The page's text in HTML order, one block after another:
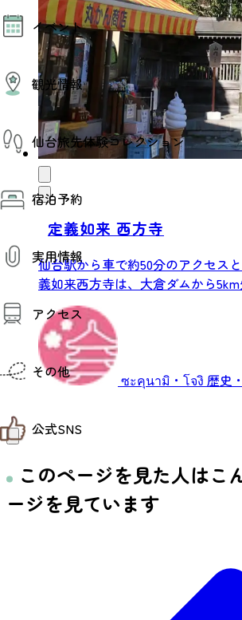
モデルコース
AIおまかせコース
オリジナルプラン
みんなの旅行記
イベント
イベント情報
その他イベント情報（音楽・展示会
スポーツ情報
コンベンション情報
観光情報
観光スポット
温泉
美味いもの
プロスポーツチーム・プロオーケスト
仙台の銘品
仙台夜時間
宿泊施設
仙台観光マップ
仙台旅先体験コレクション
仙台旅先体験コレクション
体験プログラム検索（予約）
体験トピックス
体験事業者
宿泊予約
宿泊予約
実用情報
お役立ち情報
観光アプリ
仙台観光マップ
アクセス
仙台までの経路検索
市内の交通情報
お得なチケット
その他
お問い合わせ
せんだい旅日和とは
サイト利用規約
プライバシーポリシー
公式SNS
せんだい旅日和 X
せんだい旅日和 Instagram
せんだい旅日和 Facebook
定義如来 西方寺
仙台駅から車で約50分のアクセス
義如来西方寺は、大倉ダムから
ซะคุนามิ・โจงิ 歴史
このページを見た人はこ
ージを見ています